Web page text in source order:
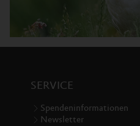
SERVICE
Spendeninformationen
Newsletter